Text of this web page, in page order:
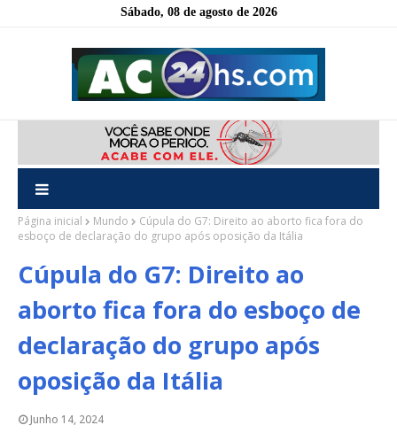
Sábado, 08 de agosto de 2026
Página inicial Mundo
Cúpula do G7: Direito ao aborto fica fora do
esboço de declaração do grupo após oposição da Itália
Cúpula do G7: Direito ao
aborto fica fora do esboço de
declaração do grupo após
oposição da Itália
Junho 14, 2024